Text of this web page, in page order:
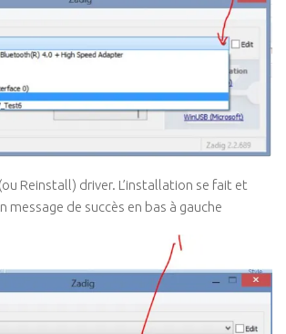
Reinstall) driver. L’installation se fait et
message de succès en bas à gauche